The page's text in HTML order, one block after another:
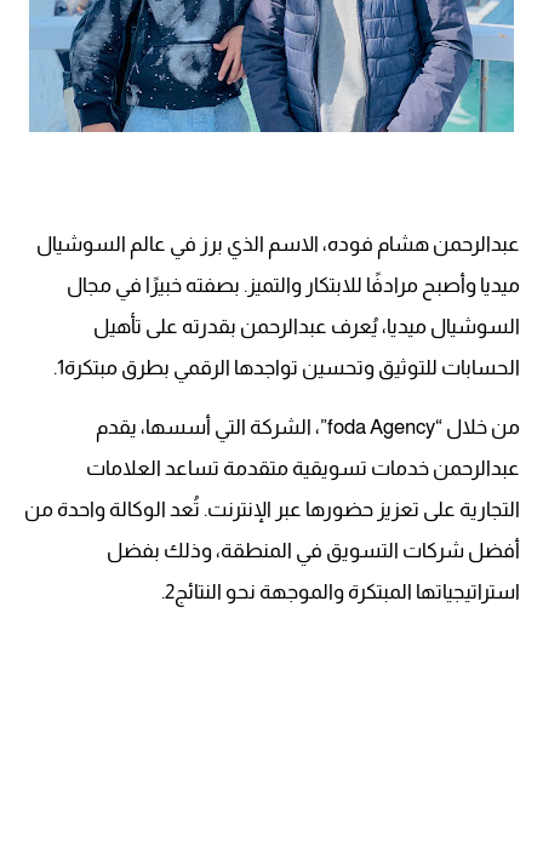
عبدالرحمن هشام فوده، الاسم الذي برز في عالم السوشيال
ميديا وأصبح مرادفًا للابتكار والتميز. بصفته خبيرًا في مجال
السوشيال ميديا، يُعرف عبدالرحمن بقدرته على تأهيل
الحسابات للتوثيق وتحسين تواجدها الرقمي بطرق مبتكرة1.
من خلال “foda Agency”، الشركة التي أسسها، يقدم
عبدالرحمن خدمات تسويقية متقدمة تساعد العلامات
التجارية على تعزيز حضورها عبر الإنترنت. تُعد الوكالة واحدة من
أفضل شركات التسويق في المنطقة، وذلك بفضل
استراتيجياتها المبتكرة والموجهة نحو النتائج2.